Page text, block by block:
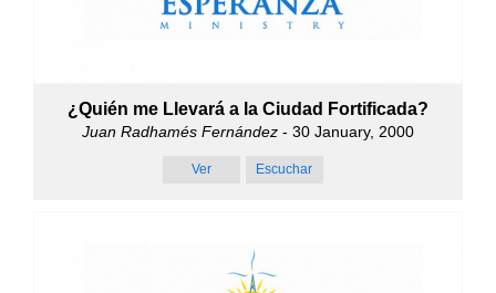
¿Quién me Llevará a la Ciudad Fortificada?
Juan Radhamés Fernández - 30 January, 2000
Ver Escuchar